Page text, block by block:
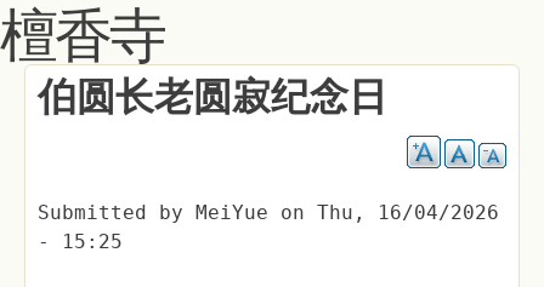
檀香寺
伯圆长老圆寂纪念日
Submitted by MeiYue on Thu, 16/04/2026
- 15:25